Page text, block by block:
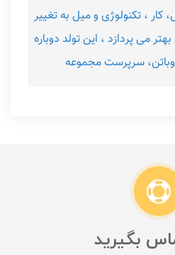
، تکنولوژی و میل به تغییر
می پردازد ، این تولد دوباره
سرپرست مجموعه
بگیرید